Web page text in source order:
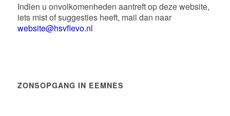
Indien u onvolkomenheden aantreft op deze website,
iets mist of suggesties heeft, mail dan naar
website@hsvflevo.nl
ZONSOPGANG IN EEMNES